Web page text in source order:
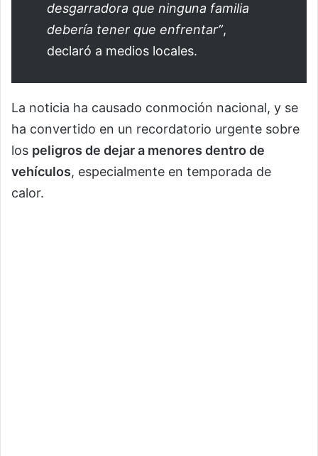
desgarradora que ninguna familia
debería tener que enfrentar”,
declaró a medios locales.
La noticia ha causado conmoción nacional, y se
ha convertido en un recordatorio urgente sobre
los peligros de dejar a menores dentro de
vehículos, especialmente en temporada de
calor.